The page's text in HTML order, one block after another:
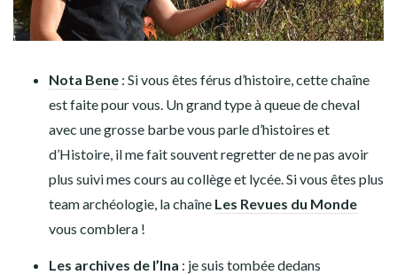
Nota Bene : Si vous êtes férus d’histoire, cette chaîne
est faite pour vous. Un grand type à queue de cheval
avec une grosse barbe vous parle d’histoires et
d’Histoire, il me fait souvent regretter de ne pas avoir
plus suivi mes cours au collège et lycée. Si vous êtes plus
team archéologie, la chaîne Les Revues du Monde
vous comblera !
Les archives de l’Ina : je suis tombée dedans